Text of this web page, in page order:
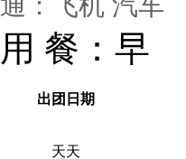
用 餐： 早
出团日期
天天